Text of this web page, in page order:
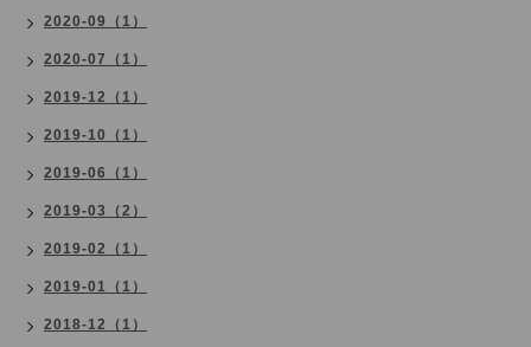
2020-09（1）
2020-07（1）
2019-12（1）
2019-10（1）
2019-06（1）
2019-03（2）
2019-02（1）
2019-01（1）
2018-12（1）